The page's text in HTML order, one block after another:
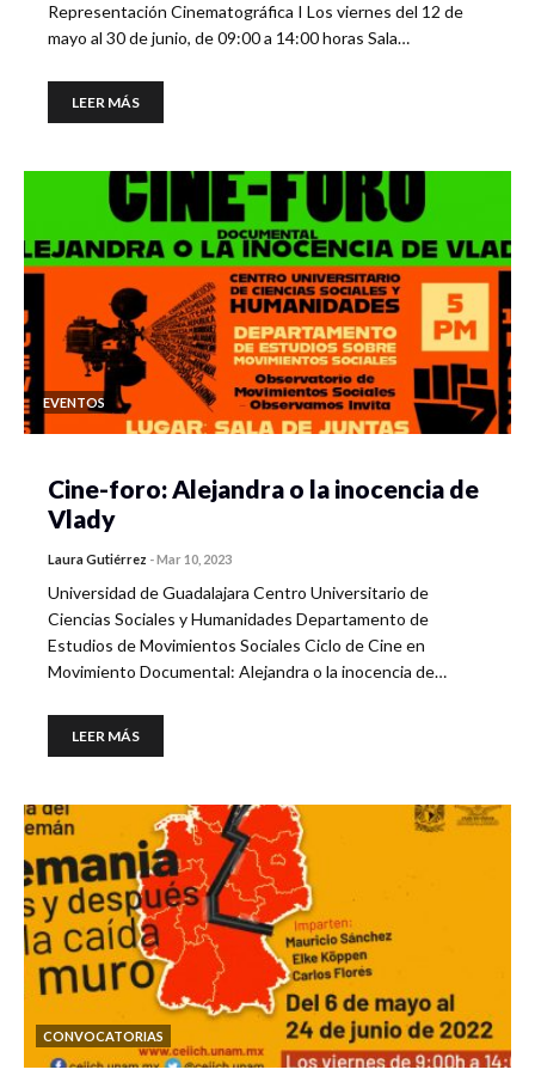
Representación Cinematográfica I Los viernes del 12 de
mayo al 30 de junio, de 09:00 a 14:00 horas Sala…
LEER MÁS
EVENTOS
Cine-foro: Alejandra o la inocencia de
Vlady
Laura Gutiérrez -Mar 10, 2023
Universidad de Guadalajara Centro Universitario de
Ciencias Sociales y Humanidades Departamento de
Estudios de Movimientos Sociales Ciclo de Cine en
Movimiento Documental: Alejandra o la inocencia de…
LEER MÁS
CONVOCATORIAS